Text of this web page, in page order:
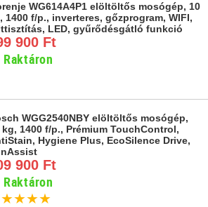
WG614A4P1 elöltöltős mosógép, 10
1400 f/p., inverteres, gőzprogram, WIFI,
LED, gyűrődésgátló funkció
900 Ft
Raktáron
WGG2540NBY elöltöltős mosógép,
kg, 1400 f/p., Prémium TouchControl,
Hygiene Plus, EcoSilence Drive,
900 Ft
Raktáron
★★★★